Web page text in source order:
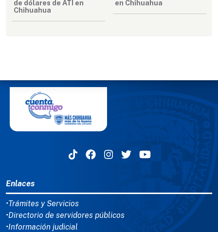
de dólares de ATI en
Chihuahua
en Chihuahua
Enlaces
•Trámites y Servicios
•Directorio de servidores públicos
•Información judicial